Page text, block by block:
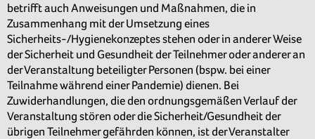
betrifft auch Anweisungen und Maßnahmen, die in
Zusammenhang mit der Umsetzung eines
Sicherheits-/Hygienekonzeptes stehen oder in anderer Weise
der Sicherheit und Gesundheit der Teilnehmer oder anderer an
der Veranstaltung beteiligter Personen (bspw. bei einer
Teilnahme während einer Pandemie) dienen. Bei
Zuwiderhandlungen, die den ordnungsgemäßen Verlauf der
Veranstaltung stören oder die Sicherheit/Gesundheit der
übrigen Teilnehmer gefährden können, ist der Veranstalter